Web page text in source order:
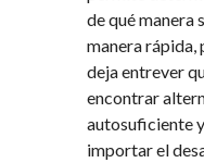
de qué manera
manera rápida,
deja entrever
encontrar
autosuficiente
importar el